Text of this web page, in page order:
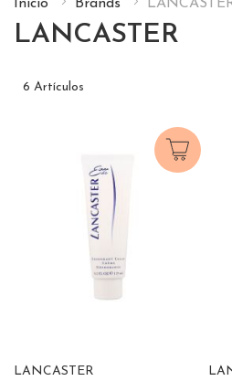
Inicio Brands
LANCASTER
6 Artículos
LANCASTER